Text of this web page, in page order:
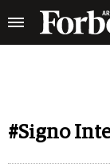
#Signo